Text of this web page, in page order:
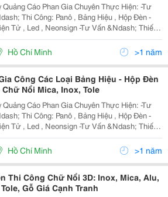
Cáo Phan Gia Chuyên Thực Hiện: -Tư
Thi Công: Panô , Bảng Hiệu , Hộp Đèn -
Led , Neonsign -Tư Vấn &Ndash; Thiết
Thi Công Gian Hàng Hội Chợ , Triển Lãm -
&Ndash; Thiết Kế &Ndash; Thi
Hồ Chí Minh >1 năm
Công Các Loại Bảng Hiệu - Hộp Đèn
Chữ Nổi Mica, Inox, Tole
Cáo Phan Gia Chuyên Thực Hiện: -Tư
Thi Công: Panô , Bảng Hiệu , Hộp Đèn -
Led , Neonsign -Tư Vấn &Ndash; Thiết
Thi Công Gian Hàng Hội Chợ , Triển Lãm -
&Ndash; Thiết Kế &Ndash; Thi
Hồ Chí Minh >1 năm
Thi Công Chữ Nổi 3D: Inox, Mica, Alu,
Gỗ Giá Cạnh Tranh